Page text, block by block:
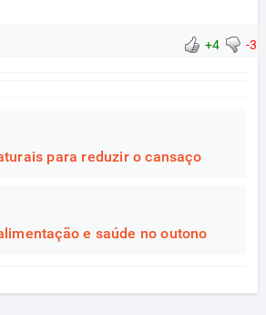
+4 -3
para reduzir o cansaço
e saúde no outono